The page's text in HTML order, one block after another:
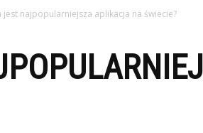
jest najpopularniejsza aplikacja na świecie?